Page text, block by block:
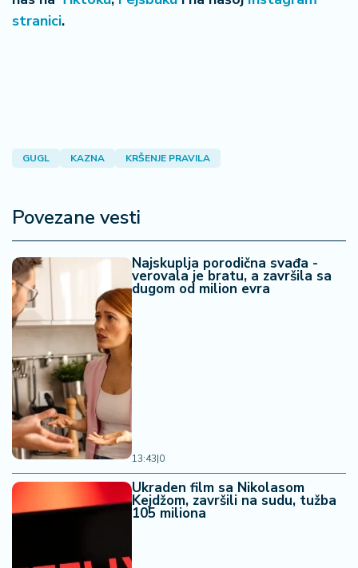
stranici.
GUGL KAZNA KRŠENJE PRAVILA
Povezane vesti
Najskuplja porodična svađa -
verovala je bratu, a završila sa
dugom od milion evra
13:43|0
Ukraden film sa Nikolasom
Kejdžom, završili na sudu, tužba
105 miliona